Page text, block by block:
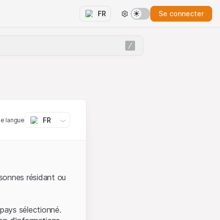
FR Se connecter
langue FR
résidant ou
sélectionné.